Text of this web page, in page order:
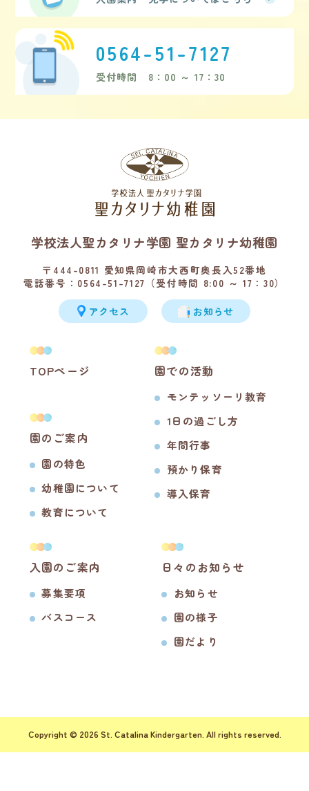
0564-51-7127
受付時間 8：00 ～ 17：30
TOPページ
園のご案内
園の特色
幼稚園について
教育について
園での活動
モンテッソーリ教育
1日の過ごし方
年間行事
預かり保育
導入保育
入園のご案内
募集要項
バスコース
日々のお知らせ
お知らせ
園の様子
園だより
学校法人聖カタリナ学園 聖カタリナ幼稚園
〒444-0811 愛知県岡崎市大西町奥長入52番地
電話番号：0564-51-7127（受付時間 8:00 ～ 17：30）
アクセス お知らせ
Copyright © 2026 St. Catalina Kindergarten. All rights reserved.